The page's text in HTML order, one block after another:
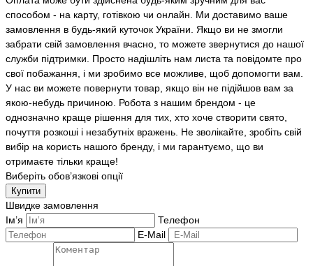
способом - на карту, готівкою чи онлайн. Ми доставимо ваше
замовлення в будь-який куточок України. Якщо ви не змогли
забрати свій замовлення вчасно, то можете звернутися до нашої
служби підтримки. Просто надішліть нам листа та повідомте про
свої побажання, і ми зробимо все можливе, щоб допомогти вам.
У нас ви можете повернути товар, якщо він не підійшов вам за
якою-небудь причиною. Робота з нашим брендом - це
однозначно краще рішення для тих, хто хоче створити свято,
почуття розкоші і незабутніх вражень. Не зволікайте, зробіть свій
вибір на користь нашого бренду, і ми гарантуємо, що ви
отримаєте тільки краще!
Виберіть обов’язкові опції
Купити
Швидке замовлення
Ім’я
Телефон
E-Mail